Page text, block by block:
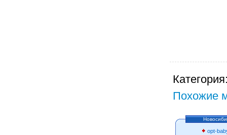
Похожие
opt-